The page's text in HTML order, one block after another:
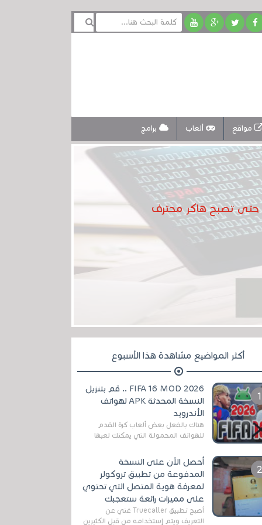
مواقع ألعاب برامج
تصبح هاكر محترف
أكثر المواضيع مشاهدة هذا الأسبوع
FIFA 16 MOD 2026 .. قم بتنزيل
النسخة المحدثة APK لهواتف
الأندرويد
هناك بالفعل بعض ألعاب كرة القدم
للهواتف المحمولة التي يمكنك لعبها
مثل EA Sports ...
أحصل الآن على النسخة
المدفوعة من تطبيق تروكولر
لمعرفة هوية المتصل التي تحتوي
على مميزات رائعة ستعجبك
أصبح تطبيق Truecaller غني عن
التعريف ويتم إستخدامه من قبل الكثيرين